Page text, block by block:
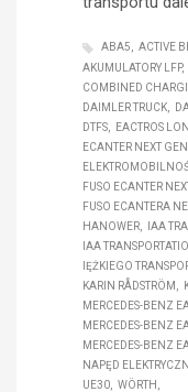
ABA5 ACTIVE
AKUMULATORY LFP
COMBINED
DAIMLER TRUCK
DTFS
EACTROS
ECANTER NEXT
FUSO ECANTER
FUSO ECANTERA
HANOWER
IAA
IAA
IĘŻKIEGO
KARIN RÅDSTRÖM
MERCEDES-BENZ
MERCEDES-BENZ
MERCEDES-BENZ
NAPĘD
UE30
WÖRTH